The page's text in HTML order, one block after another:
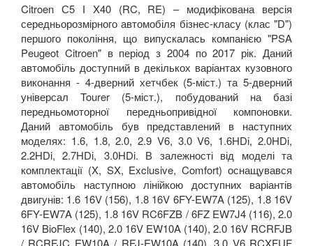
Citroen С5 І X40 (RC, RE) – модифікована версія
середньорозмірного автомобіля бізнес-класу (клас "D")
першого покоління, що випускалась компанією "PSA
Peugeot Citroen" в період з 2004 по 2017 рік. Даний
автомобіль доступний в декількох варіантах кузовного
виконання - 4-дверний хетчбек (5-міст.) та 5-дверний
універсал Tourer (5-міст.), побудований на базі
передньомоторної передньопривідної компоновки.
Даний автомобіль був представлений в наступних
моделях: 1.6, 1.8, 2.0, 2.9 V6, 3.0 V6, 1.6HDi, 2.0HDi,
2.2HDi, 2.7HDi, 3.0HDi. В залежності від моделі та
комплектації (X, SX, Exclusive, Comfort) оснащувався
автомобіль наступною лінійкою доступних варіантів
двигунів: 1.6 16V (156), 1.8 16V 6FY-EW7A (125), 1.8 16V
6FY-EW7A (125), 1.8 16V RC6FZB / 6FZ EW7J4 (116), 2.0
16V BioFlex (140), 2.0 16V EW10A (140), 2.0 16V RCRFJB
/ RCRFJC EW10A / RFJ-EW10A (140), 3.0 V6 RCXFUF